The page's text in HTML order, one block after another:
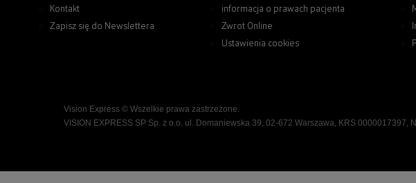
Kontakt
Zapisz się do Newslettera
informacja o prawach pacjenta
Zwrot Online
Ustawienia cookies
Vision Express © Wszelkie prawa zastrzeżone.
VISION EXPRESS SP Sp. z o.o. ul. Domaniewska 39, 02-672 Warszawa, KRS 0000017397,